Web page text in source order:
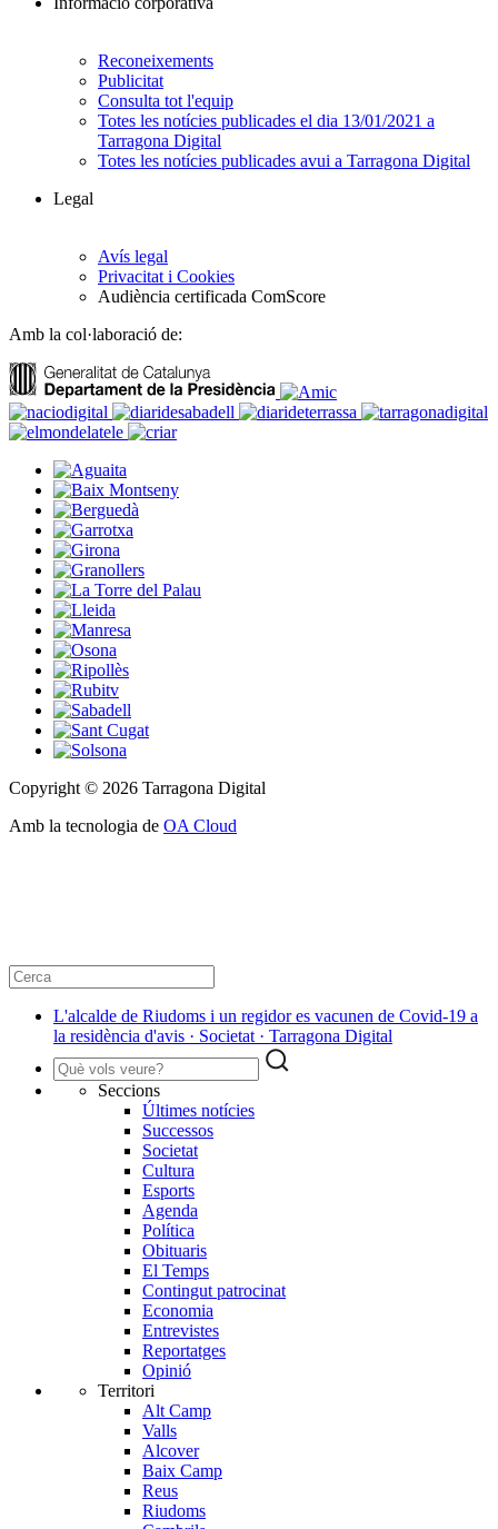
Reconeixements
Publicitat
Consulta tot l'equip
Totes les notícies publicades el dia 13/01/2021 a
Tarragona Digital
Totes les notícies publicades avui a Tarragona Digital
Legal
Avís legal
Privacitat i Cookies
Audiència certificada ComScore
Amb la col·laboració de:
Copyright © 2026 Tarragona Digital
Amb la tecnologia de OA Cloud
L'alcalde de Riudoms i un regidor es vacunen de Covid-19 a
la residència d'avis · Societat · Tarragona Digital
Seccions
Últimes notícies
Successos
Societat
Cultura
Esports
Agenda
Política
Obituaris
El Temps
Contingut patrocinat
Economia
Entrevistes
Reportatges
Opinió
Territori
Alt Camp
Valls
Alcover
Baix Camp
Reus
Riudoms